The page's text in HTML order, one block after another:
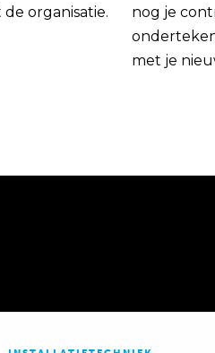
organisatie.
nog je
met je